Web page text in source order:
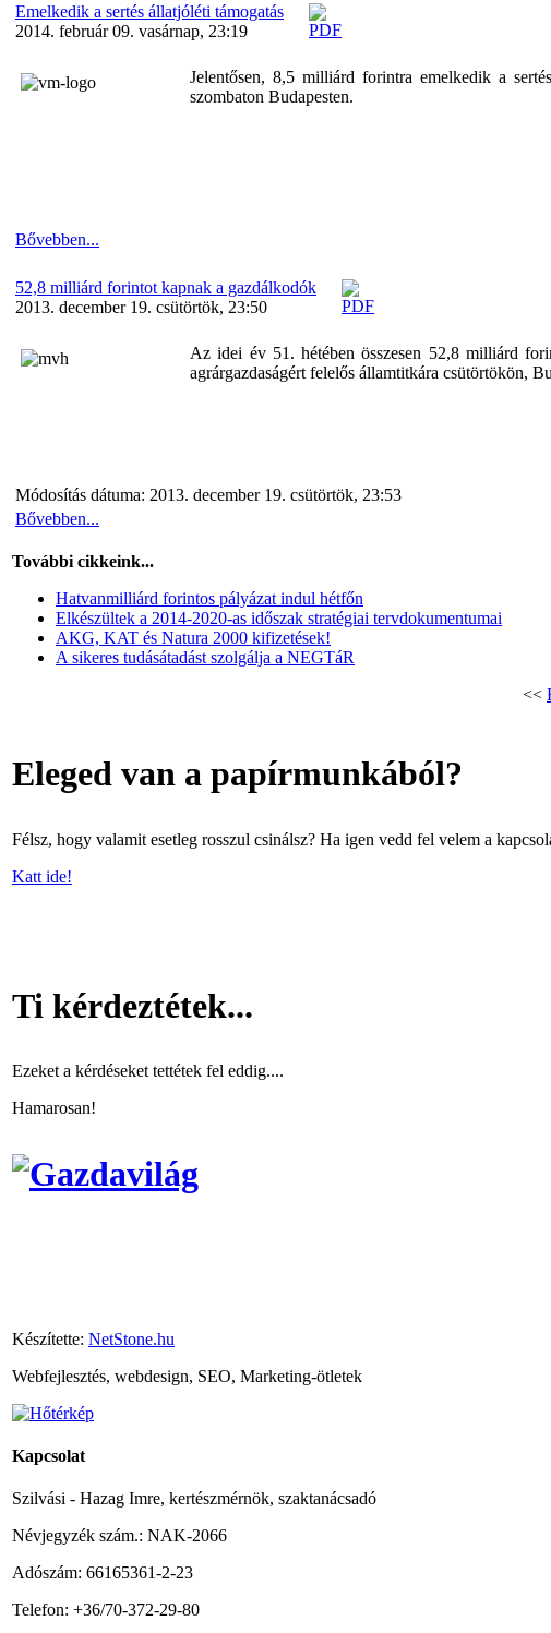
Emelkedik a sertés állatjóléti támogatás
2014. február 09. vasárnap, 23:19
Jelentősen, 8,5 milliárd forintra emelkedik a
szombaton Budapesten.
Bővebben...
52,8 milliárd forintot kapnak a gazdálkodók
2013. december 19. csütörtök, 23:50
Az idei év 51. hétében összesen 52,8 milliárd
agrárgazdaságért felelős államtitkára csütörtökön,
Módosítás dátuma: 2013. december 19. csütörtök, 23:53
Bővebben...
További cikkeink...
Hatvanmilliárd forintos pályázat indul hétfőn
Elkészültek a 2014-2020-as időszak stratégiai tervdokumentumai
AKG, KAT és Natura 2000 kifizetések!
A sikeres tudásátadást szolgálja a NEGTáR
<<
Eleged van a papírmunkából?
Félsz, hogy valamit esetleg rosszul csinálsz? Ha igen vedd fel velem a
Katt ide!
Ti kérdeztétek...
Ezeket a kérdéseket tettétek fel eddig....
Hamarosan!
Készítette: NetStone.hu
Webfejlesztés, webdesign, SEO, Marketing-ötletek
Kapcsolat
Szilvási - Hazag Imre, kertészmérnök, szaktanácsadó
Névjegyzék szám.: NAK-2066
Adószám: 66165361-2-23
Telefon: +36/70-372-29-80